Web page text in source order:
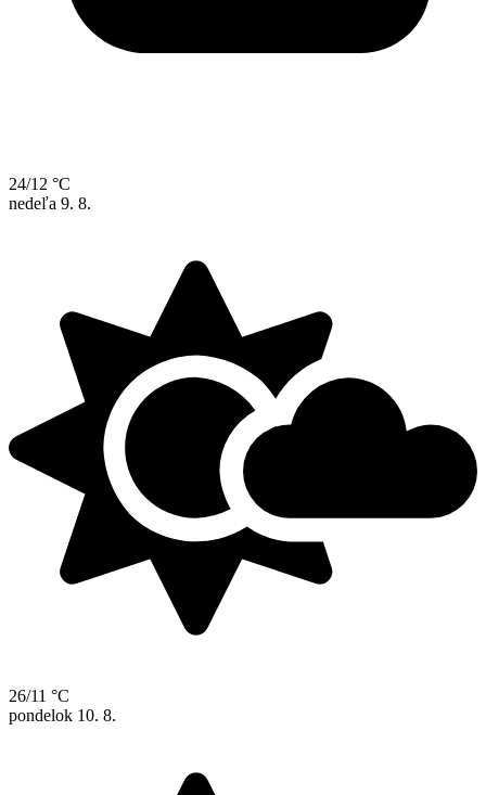
24/12 °C
nedeľa 9. 8.
26/11 °C
pondelok 10. 8.